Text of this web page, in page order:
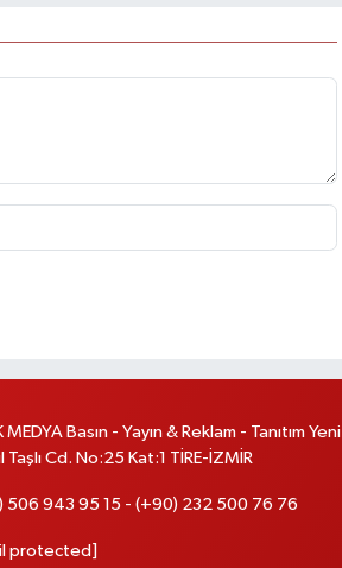
MEDYA Basın - Yayın & Reklam - Tanıtım Yeni
Taşlı Cd. No:25 Kat:1 TİRE-İZMİR
506 943 95 15 - (+90) 232 500 76 76
protected]